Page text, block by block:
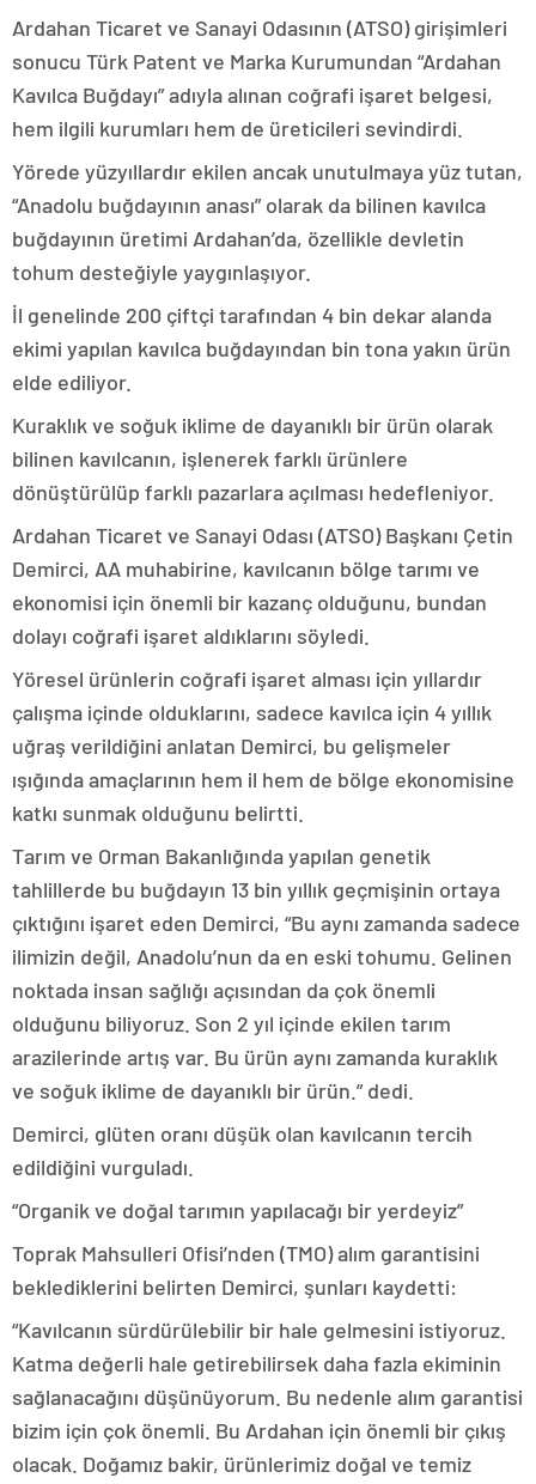
Ardahan Ticaret ve Sanayi Odasının (ATSO) girişimleri
sonucu Türk Patent ve Marka Kurumundan “Ardahan
Kavılca Buğdayı” adıyla alınan coğrafi işaret belgesi,
hem ilgili kurumları hem de üreticileri sevindirdi.
Yörede yüzyıllardır ekilen ancak unutulmaya yüz tutan,
“Anadolu buğdayının anası” olarak da bilinen kavılca
buğdayının üretimi Ardahan’da, özellikle devletin
tohum desteğiyle yaygınlaşıyor.
İl genelinde 200 çiftçi tarafından 4 bin dekar alanda
ekimi yapılan kavılca buğdayından bin tona yakın ürün
elde ediliyor.
Kuraklık ve soğuk iklime de dayanıklı bir ürün olarak
bilinen kavılcanın, işlenerek farklı ürünlere
dönüştürülüp farklı pazarlara açılması hedefleniyor.
Ardahan Ticaret ve Sanayi Odası (ATSO) Başkanı Çetin
Demirci, AA muhabirine, kavılcanın bölge tarımı ve
ekonomisi için önemli bir kazanç olduğunu, bundan
dolayı coğrafi işaret aldıklarını söyledi.
Yöresel ürünlerin coğrafi işaret alması için yıllardır
çalışma içinde olduklarını, sadece kavılca için 4 yıllık
uğraş verildiğini anlatan Demirci, bu gelişmeler
ışığında amaçlarının hem il hem de bölge ekonomisine
katkı sunmak olduğunu belirtti.
Tarım ve Orman Bakanlığında yapılan genetik
tahlillerde bu buğdayın 13 bin yıllık geçmişinin ortaya
çıktığını işaret eden Demirci, “Bu aynı zamanda sadece
ilimizin değil, Anadolu’nun da en eski tohumu. Gelinen
noktada insan sağlığı açısından da çok önemli
olduğunu biliyoruz. Son 2 yıl içinde ekilen tarım
arazilerinde artış var. Bu ürün aynı zamanda kuraklık
ve soğuk iklime de dayanıklı bir ürün.” dedi.
Demirci, glüten oranı düşük olan kavılcanın tercih
edildiğini vurguladı.
“Organik ve doğal tarımın yapılacağı bir yerdeyiz”
Toprak Mahsulleri Ofisi’nden (TMO) alım garantisini
beklediklerini belirten Demirci, şunları kaydetti:
“Kavılcanın sürdürülebilir bir hale gelmesini istiyoruz.
Katma değerli hale getirebilirsek daha fazla ekiminin
sağlanacağını düşünüyorum. Bu nedenle alım garantisi
bizim için çok önemli. Bu Ardahan için önemli bir çıkış
olacak. Doğamız bakir, ürünlerimiz doğal ve temiz